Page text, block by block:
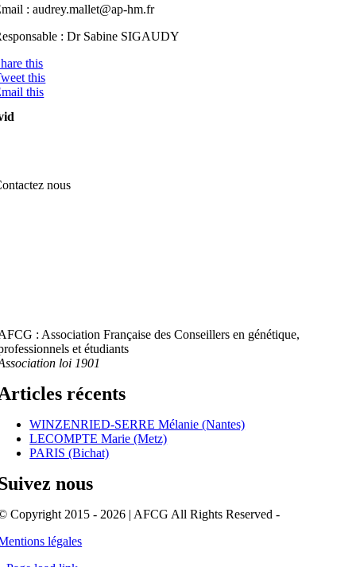
: audrey.mallet@ap-hm.fr
: Dr Sabine SIGAUDY
this
this
this
nous
: Association Française des Conseillers en génétique,
et étudiants
loi 1901
récents
WINZENRIED-SERRE Mélanie (Nantes)
LECOMPTE Marie (Metz)
PARIS (Bichat)
nous
Copyright 2015 - 2026 | AFCG All Rights Reserved -
légales